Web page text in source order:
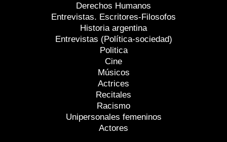
Derechos Humanos
Entrevistas. Escritores-Filosofos
Historia argentina
Entrevistas (Política-sociedad)
Politica
Cine
Músicos
Actrices
Recitales
Racismo
Unipersonales femeninos
Actores